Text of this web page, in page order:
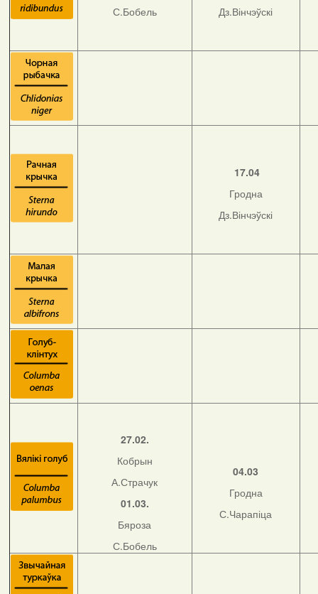
С.Бобель Дз.Вінчэўскі
17.04
Гродна
Дз.Вінчэўскі
27.02.
Кобрын
А.Страчук
01.03.
Бяроза
С.Бобель
04.03
Гродна
С.Чарапіца